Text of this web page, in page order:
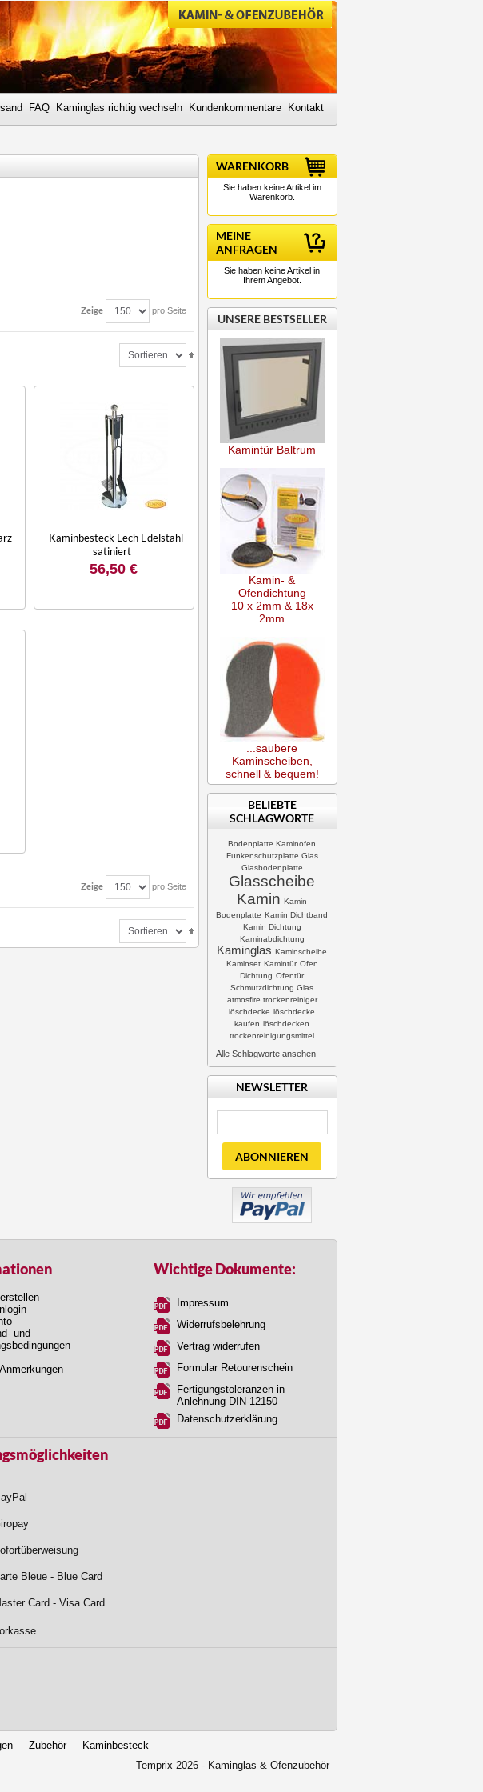
FAQ Kaminglas richtig wechseln Kundenkommentare Kontakt
Zeige pro Seite
Kaminbesteck Lech Edelstahl
satiniert
56,50 €
Zeige pro Seite
WARENKORB
Sie haben keine Artikel im
Warenkorb.
MEINE
ANFRAGEN
Sie haben keine Artikel in
Ihrem Angebot.
UNSERE BESTSELLER
Kamintür Baltrum
Kamin- &
Ofendichtung
10 x 2mm & 18x
2mm
...saubere
Kaminscheiben,
schnell & bequem!
BELIEBTE
SCHLAGWORTE
Bodenplatte Kaminofen
Funkenschutzplatte Glas
Glasbodenplatte
Glasscheibe
Kamin Kamin
Bodenplatte Kamin Dichtband
Kamin Dichtung
Kaminabdichtung
Kaminglas Kaminscheibe
Kaminset Kamintür Ofen
Dichtung Ofentür
Schmutzdichtung Glas
atmosfire trockenreiniger
löschdecke löschdecke
kaufen löschdecken
trockenreinigungsmittel
Alle Schlagworte ansehen
NEWSLETTER
ABONNIEREN
und
Anmerkungen
Wichtige Dokumente:
Impressum
Widerrufsbelehrung
Vertrag widerrufen
Formular Retourenschein
Fertigungstoleranzen in
Anlehnung DIN-12150
Datenschutzerklärung
Bleue - Blue Card
Card - Visa Card
Zubehör
Kaminbesteck
Temprix 2026 - Kaminglas & Ofenzubehör